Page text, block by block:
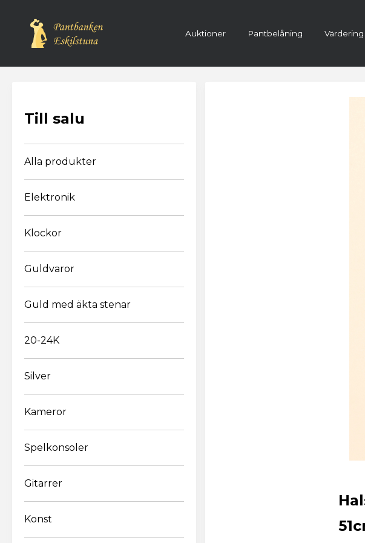
Registrera konto
Auktioner Pantbelåning Värdering
Till salu
Alla produkter
Elektronik
Klockor
Guldvaror
Guld med äkta stenar
20-24K
Silver
Kameror
Spelkonsoler
Gitarrer
Konst